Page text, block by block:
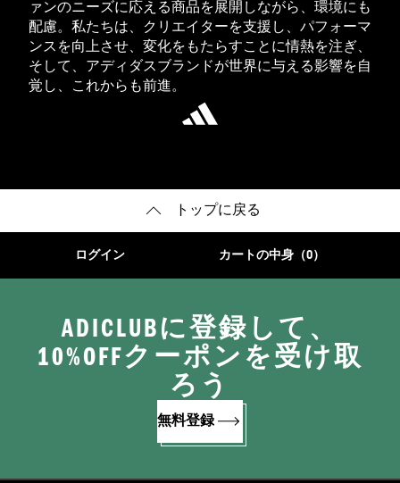
ァンのニーズに応える商品を展開しながら、環境にも
配慮。私たちは、クリエイターを支援し、パフォーマ
ンスを向上させ、変化をもたらすことに情熱を注ぎ、
そして、アディダスブランドが世界に与える影響を自
覚し、これからも前進。
トップに戻る
ログイン カートの中身（0）
ADICLUBに登録して、
10%OFFクーポンを受け取
ろう
無料登録